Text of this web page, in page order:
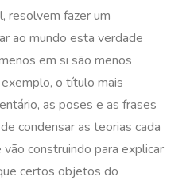
resolvem fazer um
ao mundo esta verdade
em si são menos
o título mais
as poses e as frases
condensar as teorias cada
construindo para explicar
certos objetos do